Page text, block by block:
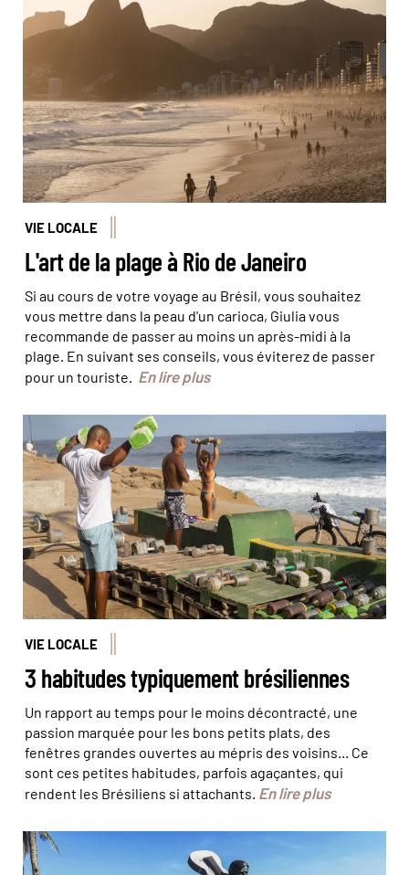
Coucher de soleil sur la plage d'Ipanema, à Rio © Marta
Nascimento - REA - Comptoir_des_Voyages
VIE LOCALE
L'art de la plage à Rio de Janeiro
Si au cours de votre voyage au Brésil, vous souhaitez
vous mettre dans la peau d'un carioca, Giulia vous
recommande de passer au moins un après-midi à la
plage. En suivant ses conseils, vous éviterez de passer
pour un touriste. En lire plus
À Rio de Janeiro, les habitants adorent faire du sport sur
la plage, comme ici à Ipanema. © Marta
Nascimento/REA/Comptoir des Voyages
VIE LOCALE
3 habitudes typiquement brésiliennes
Un rapport au temps pour le moins décontracté, une
passion marquée pour les bons petits plats, des
fenêtres grandes ouvertes au mépris des voisins... Ce
sont ces petites habitudes, parfois agaçantes, qui
rendent les Brésiliens si attachants. En lire plus
Le long des plages, on peut trouver de nombreuses
statues, dont celle de Tom Jobim à Ipanema. © Frederic